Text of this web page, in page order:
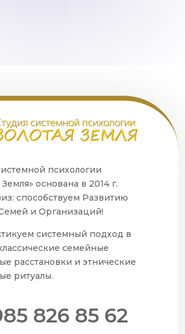
психологии
Земля» основана в 2014 г.
способствуем Развитию
и Организаций!
системный подход в
семейные
расстановки и этнические
ритуалы.
826 85 62